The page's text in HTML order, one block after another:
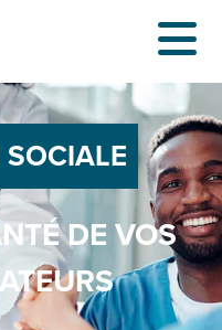
DE VOS